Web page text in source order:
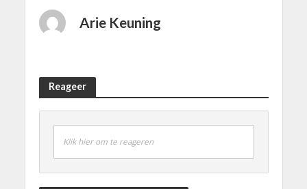
Arie Keuning
Reageer
Klik hier om te reageren